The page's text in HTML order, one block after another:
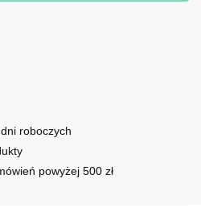
roboczych
powyżej 500 zł